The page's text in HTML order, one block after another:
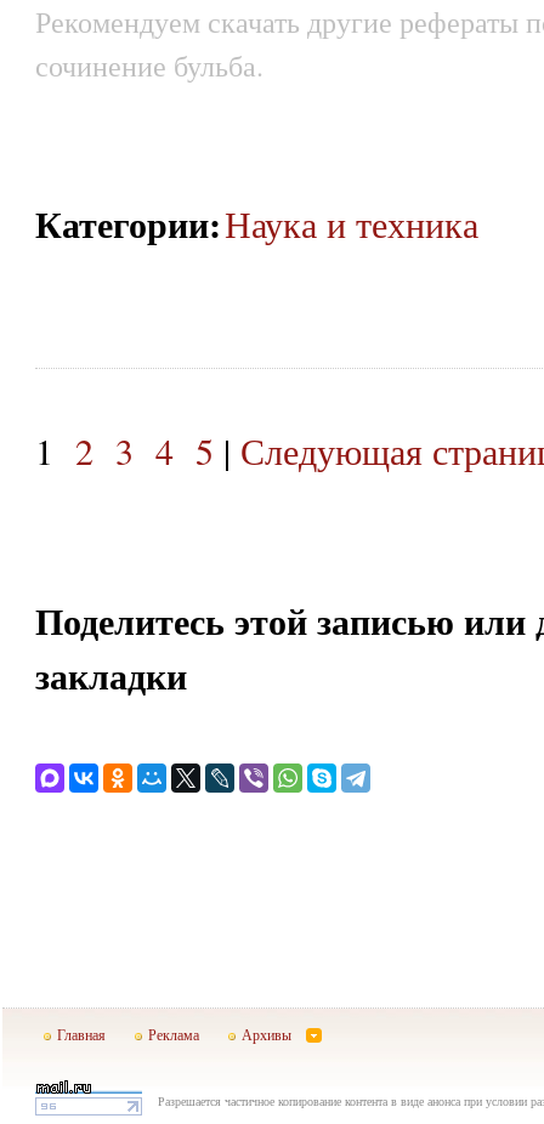
Рекомендуем скачать другие рефераты
сочинение бульба.
Категории:Наука и техника
1 2 3 4 5 | Следующая
Поделитесь этой записью или
закладки
Главная Реклама Архивы
Разрешается частичное копирование контента в виде анонса при условии